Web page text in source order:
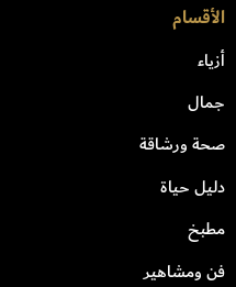
الأقسام
أزياء
جمال
صحة ورشاقة
دليل حياة
مطبخ
فن ومشاهير